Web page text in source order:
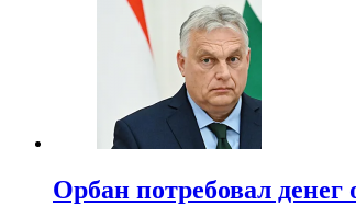
Орбан потребовал денег